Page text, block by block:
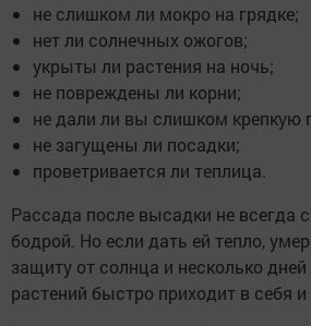
не слишком ли мокро на грядке;
нет ли солнечных ожогов;
укрыты ли растения на ночь;
не повреждены ли корни;
не дали ли вы слишком крепкую
не загущены ли посадки;
проветривается ли теплица.
Рассада после высадки не всегда
бодрой. Но если дать ей тепло,
защиту от солнца и несколько
растений быстро приходит в себя